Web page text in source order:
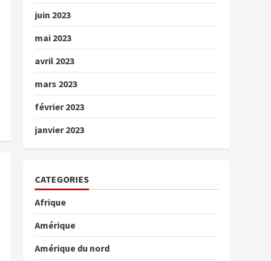
juin 2023
mai 2023
avril 2023
mars 2023
février 2023
janvier 2023
CATEGORIES
Afrique
Amérique
Amérique du nord